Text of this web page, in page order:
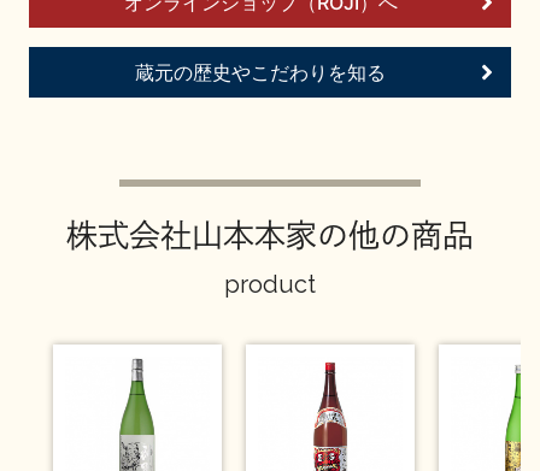
蔵元の歴史やこだわりを知る
株式会社山本本家の他の商品
product